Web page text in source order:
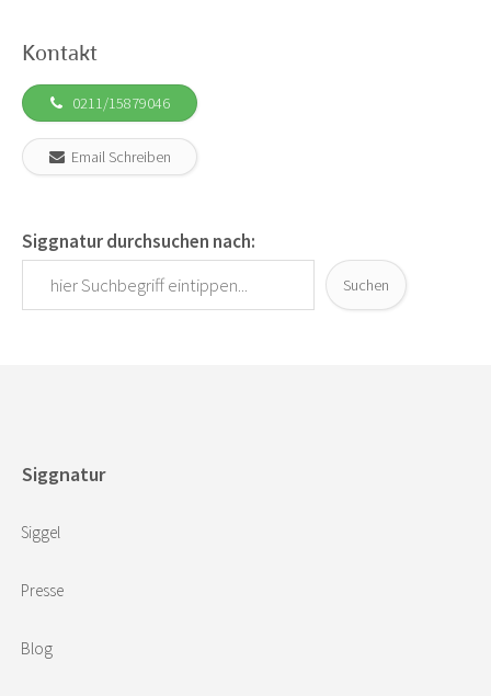
Kontakt
0211/15879046
Email Schreiben
Siggnatur durchsuchen nach:
Suchen
Siggnatur
Siggel
Presse
Blog